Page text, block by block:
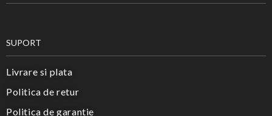
SUPORT
Livrare si plata
Politica de retur
Politica de garantie